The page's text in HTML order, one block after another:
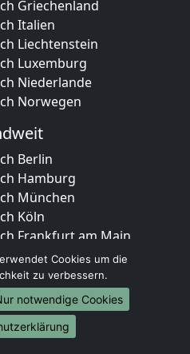
Griechenland
Italien
Liechtenstein
Luxemburg
Niederlande
Norwegen
Berlin
Hamburg
München
Köln
Frankfurt am Main
Stuttgart
Düsseldorf
Leipzig
Dortmund
Essen
Cookies um die
zu verbessern.
notwendige Cookies